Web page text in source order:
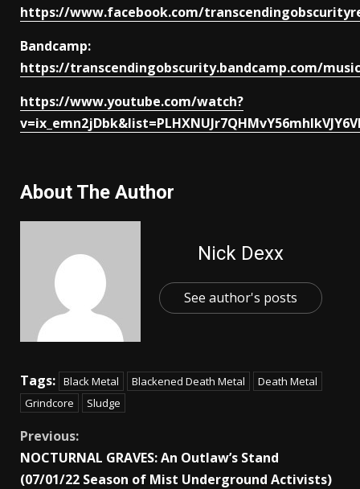
https://www.facebook.com/
Bandcamp:
https://transcendingobscurity.bandcamp.com/music
https://www.youtube.com/watch?
About The Author
Nick Dexx
See author's posts
Tags: Black Metal Blackened Death Metal
Death Metal
Grindcore
Sludge
Previous:
NOCTURNAL GRAVES: An Outlaw’s Stand
(07/01/22 Season of Mist Underground Activists)